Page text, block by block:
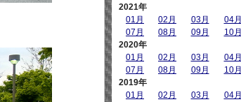
2021年
01月
02月 03月 04月
07月
08月 09月 10月
2020年
01月
02月 03月 04月
07月
08月 09月 10月
2019年
01月
02月 03月 04月